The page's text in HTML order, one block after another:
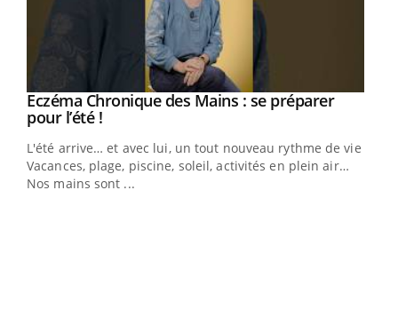
Youtube
Eczéma Chronique des Mains : se préparer
pour l’été !Youtube
L'été arrive… et avec lui, un tout nouveau rythme de vie !
Vacances, plage, piscine, soleil, activités en plein air…
Nos mains sont ...